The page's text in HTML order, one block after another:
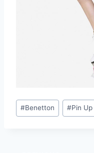
Post
Tags:
#Benetton #Pin Up